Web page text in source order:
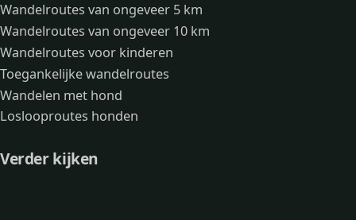
Wandelroutes van ongeveer 5 km
Wandelroutes van ongeveer 10 km
Wandelroutes voor kinderen
Toegankelijke wandelroutes
Wandelen met hond
Loslooproutes honden
Verder kijken